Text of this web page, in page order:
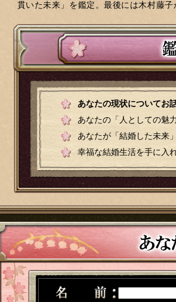
貫いた未来」を鑑定。最後には木村藤
あなたの現状についてお
あなたの「人としての魅
あなたが「結婚した未来
幸福な結婚生活を手に入